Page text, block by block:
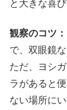
と大きな喜
観察のコツ：
で、双眼鏡
ただ、ヨシ
ラがあると
ない場所に